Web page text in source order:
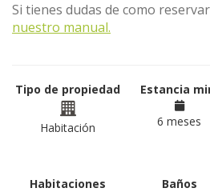
Si tienes dudas de como
nuestro manual.
Tipo de propiedad
Habitación
Estancia
6 meses
Habitaciones Baños